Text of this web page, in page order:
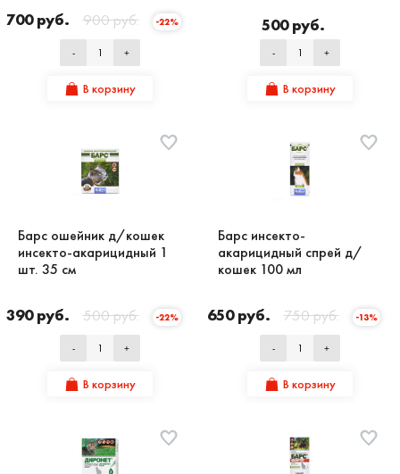
700 руб. 900 руб. -22%
- +
В корзину
500 руб.
- +
В корзину
Барс ошейник д/кошек
инсекто-акарицидный 1
шт. 35 см
390 руб. 500 руб. -22%
- +
В корзину
Барс инсекто-
акарицидный спрей д/
кошек 100 мл
650 руб. 750 руб. -13%
- +
В корзину